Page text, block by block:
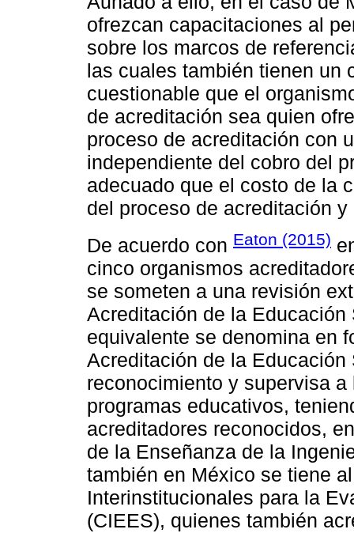
ofrezcan capacitaciones al
sobre los marcos de
las cuales también tienen un
cuestionable que el
de acreditación sea quien
proceso de acreditación con
independiente del cobro del
adecuado que el costo de la
del proceso de acreditación
De acuerdo con Eaton (2015)
cinco organismos
se someten a una revisión
Acreditación de la
equivalente se denomina en
Acreditación de la
reconocimiento y supervisa
programas educativos,
acreditadores reconocidos,
de la Enseñanza de la
también en México se tiene
Interinstitucionales para la
(CIEES), quienes también